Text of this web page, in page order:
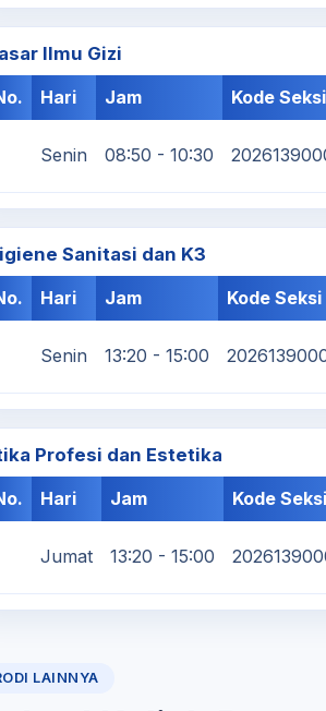
Ilmu Gizi
Hari Jam Kode Seksi
Senin 08:50 - 10:30
Sanitasi dan K3
Hari Jam Kode Seksi
Senin 13:20 - 15:00
Profesi dan Estetika
Hari Jam Kode Seksi
Jumat 13:20 - 15:00
LAINNYA